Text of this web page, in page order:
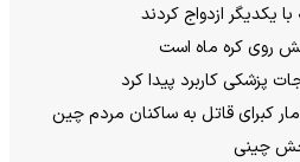
یکدیگر ازدواج کردند
روی کره ماه است
پزشکی کاربرد پیدا کرد
چینی